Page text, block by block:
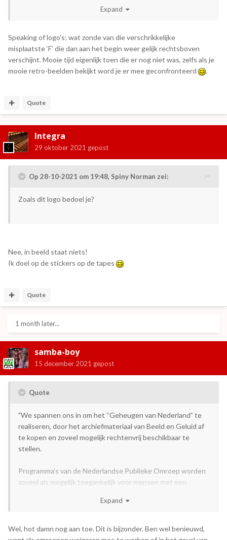
Expand
Speaking of logo’s; wat zonde van die verschrikkelijke
misplaatste ‘F’ die dan aan het begin weer gelijk rechtsboven
verschijnt. Mooie tijd eigenlijk toen die er nog niet was, zelfs als je
mooie retro-beelden bekijkt word je er mee geconfronteerd
.
Quote
Integra
29 oktober 2021 gepost
Op 28-10-2021 om 19:48, Spiny Norman zei:
Zoals dit logo bedoel je?
Nee, in beeld staat niets!
Ik doel op de stickers op de tapes
Quote
1 month later...
samba-boy
15 december 2021 gepost
Quote
"We spannen ons in om het “Geheugen van Nederland” te
realiseren, door het archiefmateriaal van Beeld en Geluid af
te kopen en zoveel mogelijk rechtenvrij beschikbaar te
stellen.
Programma’s van de Nederlandse Publieke Omroep worden
zoveel als mogelijk toegankelijk voor mensen met een
van onder andere audiodescriptie, gebarentolken en
Bron: Regeerakkoord 2021
Expand
Wel, hot damn nog aan toe. Dit is bijzonder. Ben wel benieuwd,